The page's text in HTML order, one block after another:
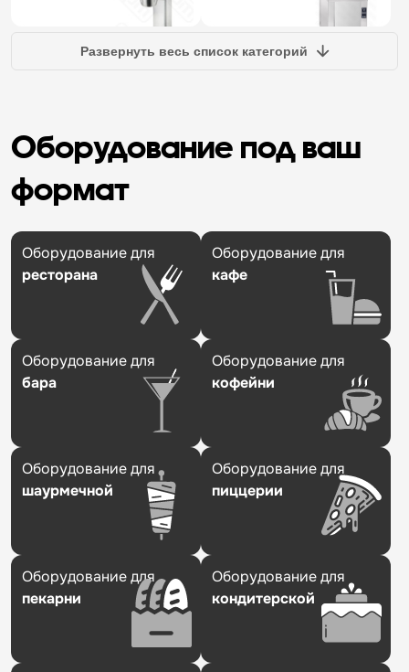
Развернуть весь список категорий
Оборудование под ваш
формат
Оборудование для
ресторана
Оборудование для
кафе
Оборудование для
бара
Оборудование для
кофейни
Оборудование для
шаурмечной
Оборудование для
пиццерии
Оборудование для
пекарни
Оборудование для
кондитерской